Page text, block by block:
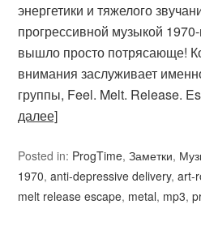
энергетики и тяжелого
прогрессивной музыкой
вышло просто потрясающе!
внимания заслуживает
группы, Feel. Melt. Release.
далее]
Posted in: ProgTime,Заметки,
1970,anti-depressive delivery,art-
melt release escape, metal, mp3,